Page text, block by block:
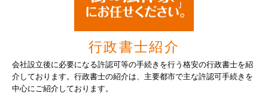
行政書士紹介
会社設立後に必要になる許認可等の手続きを行う格安の行政書士を紹
介しております。行政書士の紹介は、主要都市で主な許認可手続きを
中心にご紹介しております。